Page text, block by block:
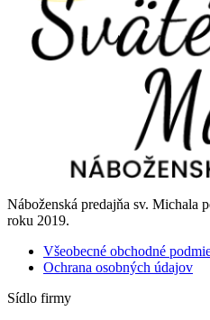
Náboženská predajňa sv. Michala
roku 2019.
Všeobecné obchodné
Ochrana osobných údajov
Sídlo firmy